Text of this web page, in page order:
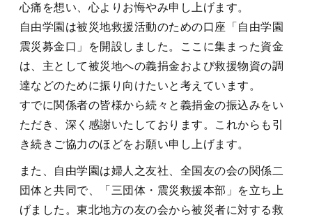
心痛を想い、心よりお悔やみ申し上げます。
自由学園は被災地救援活動のための口座「自由学園
震災募金口」を開設しました。ここに集まった資金
は、主として被災地への義捐金および救援物資の調
達などのために振り向けたいと考えています。
すでに関係者の皆様から続々と義捐金の振込みをい
ただき、深く感謝いたしております。これからも引
き続きご協力のほどをお願い申し上げます。
また、自由学園は婦人之友社、全国友の会の関係二
団体と共同で、「三団体・震災救援本部」を立ち上
げました。東北地方の友の会から被災者に対する救